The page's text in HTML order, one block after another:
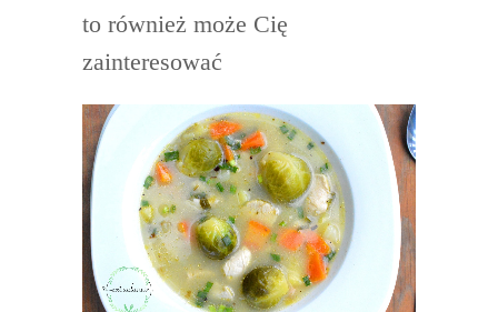
to również może Cię
zainteresować